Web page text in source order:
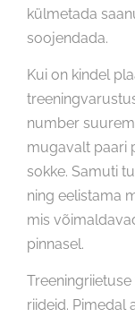
külmetada
soojendada.
Kui on kindel
number
mugavalt paari
sokke. Samuti
ning eelistama
mis
pinnasel.
riideid. Pimedal